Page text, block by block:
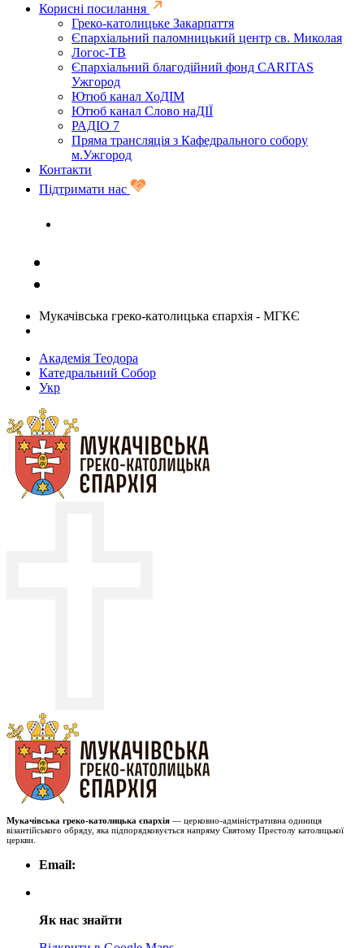
Корисні посилання
Греко-католицьке Закарпаття
Єпархіальний паломницький центр св. Миколая
Логос-ТВ
Єпархіальний благодійний фонд CARITAS
Ужгород
Ютюб канал ХоДІМ
Ютюб канал Слово наДІЇ
РАДІО 7
Пряма трансляція з Кафедрального собору
м.Ужгород
Контакти
Підтримати нас
Мукачівська греко-католицька єпархія - МГКЄ
Академія Теодора
Катедральний Собор
Укр
Мукачівська греко-католицька єпархія — церковно-адміністративна одиниця
візантійського обряду, яка підпорядковується напряму Святому Престолу католицької
церкви.
Email:
Як нас знайти